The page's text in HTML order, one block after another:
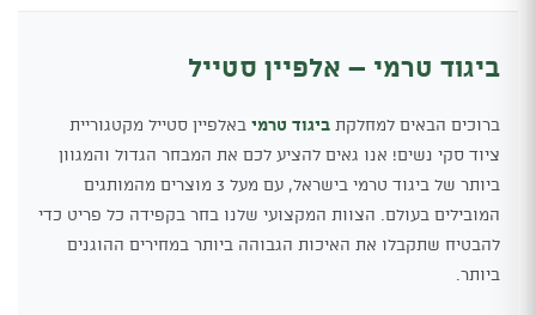
ביגוד טרמי – אלפיין סטייל
ברוכים הבאים למחלקת ביגוד טרמי באלפיין סטייל מקטגוריית
ציוד סקי נשים! אנו גאים להציע לכם את המבחר הגדול והמגוון
ביותר של ביגוד טרמי בישראל, עם מעל 3 מוצרים מהמותגים
המובילים בעולם. הצוות המקצועי שלנו בחר בקפידה כל פריט כדי
להבטיח שתקבלו את האיכות הגבוהה ביותר במחירים ההוגנים
ביותר.